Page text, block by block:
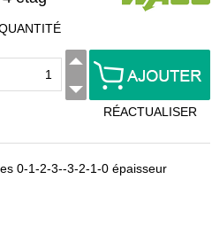
RÉACTUALISER
0-1-2-3--3-2-1-0 épaisseur